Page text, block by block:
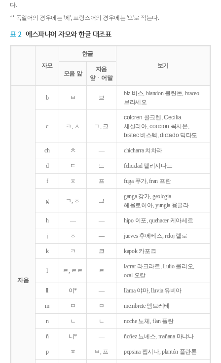
다.
** 독일어의 경우에는 '에', 프랑스어의 경우에는 '으'로 적는다.
표 2 에스파냐어 자모와 한글 대조표
자모
한글
보기
모음 앞
자음
앞ㆍ어말
자음
b ㅂ 브
biz 비스, blandon 블란돈, braceo
브라세오
c ㅋ, ㅅ ㄱ, 크
colcren 콜크렌, Cecilia
세실리아, coccion 콕시온,
bistec 비스텍, dictado 딕타도
ch ㅊ ― chicharra 치차라
d ㄷ 드 felicidad 펠리시다드
f ㅍ 프 fuga 푸가, fran 프란
g ㄱ, ㅎ 그
ganga 강가, geologia
헤올로히아, yungla 융글라
h ― ― hipo 이포, quehacer 케아세르
j ㅎ ― jueves 후에베스, reloj 렐로
k ㅋ 크 kapok 카포크
l ㄹ, ㄹㄹ ㄹ
lacrar 라크라르, Lulio 룰리오,
ocal 오칼
ll 이* ― llama 야마, lluvia 유비아
m ㅁ ㅁ membrete 멤브레테
n ㄴ ㄴ noche 노체, flan 플란
ñ 니* ― ñoñez 뇨녜스, mañana 마냐나
p ㅍ ㅂ, 프 pepsina 펩시나, plantón 플란톤